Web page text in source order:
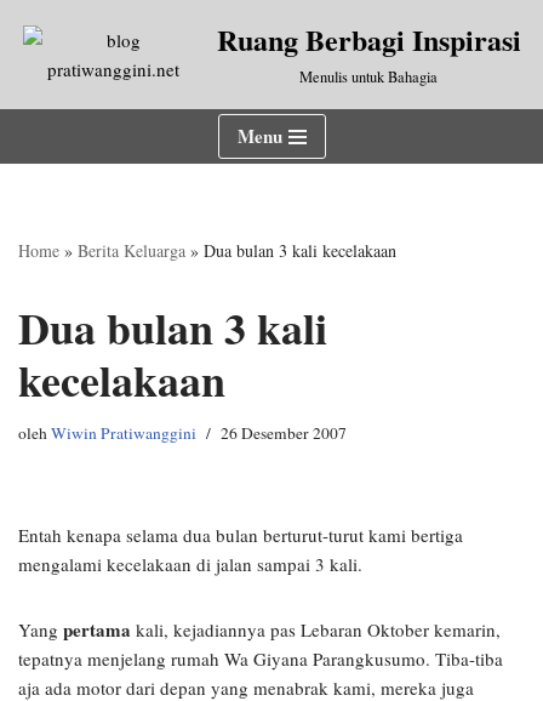
Lompat
Ruang Berbagi Inspirasi
Menulis untuk Bahagia
Menu
Home » Berita Keluarga » Dua bulan 3 kali kecelakaan
Dua bulan 3 kali
kecelakaan
olehWiwin Pratiwanggini 26 Desember 2007
Entah kenapa selama dua bulan berturut-turut kami bertiga
mengalami kecelakaan di jalan sampai 3 kali.
Yang pertama kali, kejadiannya pas Lebaran Oktober kemarin,
tepatnya menjelang rumah Wa Giyana Parangkusumo. Tiba-tiba
aja ada motor dari depan yang menabrak kami, mereka juga